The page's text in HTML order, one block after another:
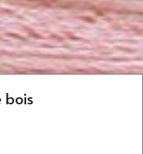
bois